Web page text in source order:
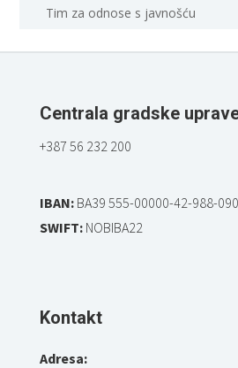
Tim za odnose s javnošću
Centrala gradske
+387 56 232 200
IBAN:BA39 555-00000-42-988-090
SWIFT:NOBIBA22
Kontakt
Adresa: